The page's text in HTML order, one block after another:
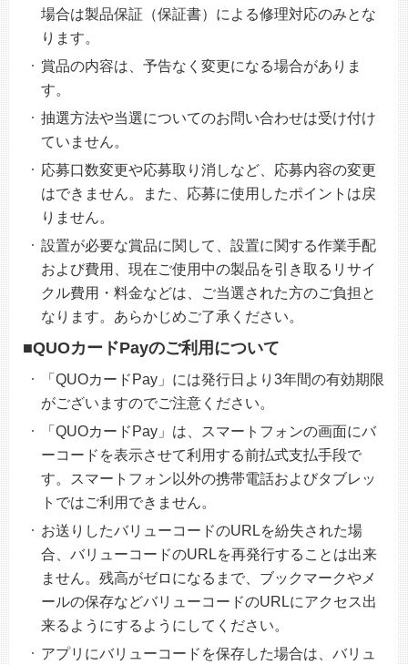
場合は製品保証（保証書）による修理対応のみとな
ります。
賞品の内容は、予告なく変更になる場合がありま
す。
抽選方法や当選についてのお問い合わせは受け付け
ていません。
応募口数変更や応募取り消しなど、応募内容の変更
はできません。また、応募に使用したポイントは戻
りません。
設置が必要な賞品に関して、設置に関する作業手配
および費用、現在ご使用中の製品を引き取るリサイ
クル費用・料金などは、ご当選された方のご負担と
なります。あらかじめご了承ください。
■QUOカードPayのご利用について
「QUOカードPay」には発行日より3年間の有効期限
がございますのでご注意ください。
「QUOカードPay」は、スマートフォンの画面にバ
ーコードを表示させて利用する前払式支払手段で
す。スマートフォン以外の携帯電話およびタブレッ
トではご利用できません。
お送りしたバリューコードのURLを紛失された場
合、バリューコードのURLを再発行することは出来
ません。残高がゼロになるまで、ブックマークやメ
ールの保存などバリューコードのURLにアクセス出
来るようにするようにしてください。
アプリにバリューコードを保存した場合は、バリュ